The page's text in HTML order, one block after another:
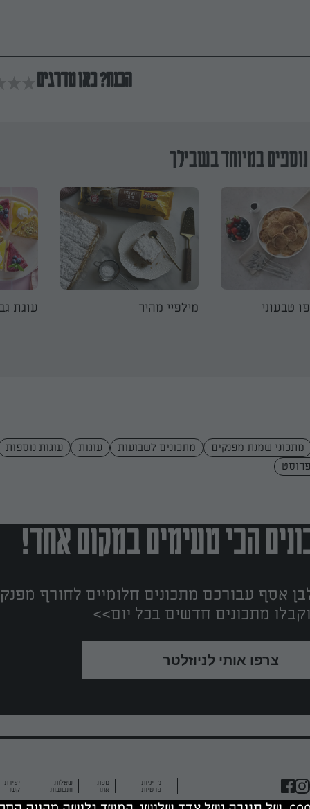
הכנת? כאן מדרגים
במיוחד בשבילך
טבעוני מילפיי מהיר עוגת
מתכוני שמנת מפנקים מתכונים לשבועות עוגות
עוגות נוספות
הכי טעימים במקום אחד!
אסף עבורכם מתכונים חלומיים לחורף
מתכונים חדשים בכל יום>>
צרפו אותי לניוזלטר
מדיניות
פרטיות
מפת
אתר
שאלות
ותשובות
יצירת
קשר